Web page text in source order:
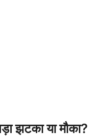
झटका या मौका?